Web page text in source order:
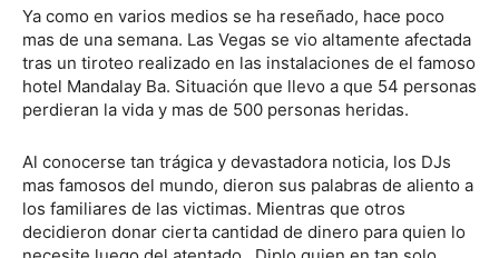
Ya como en varios medios se ha reseñado, hace poco
mas de una semana. Las Vegas se vio altamente afectada
tras un tiroteo realizado en las instalaciones de el famoso
hotel Mandalay Ba. Situación que llevo a que 54 personas
perdieran la vida y mas de 500 personas heridas.
Al conocerse tan trágica y devastadora noticia, los DJs
mas famosos del mundo, dieron sus palabras de aliento a
los familiares de las victimas. Mientras que otros
decidieron donar cierta cantidad de dinero para quien lo